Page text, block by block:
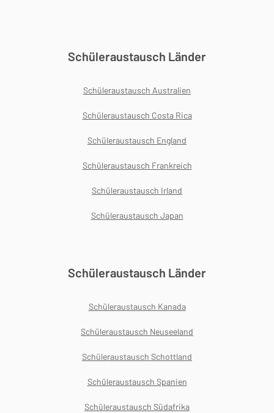
Schüleraustausch Länder
Schüleraustausch Australien
Schüleraustausch Costa Rica
Schüleraustausch England
Schüleraustausch Frankreich
Schüleraustausch Irland
Schüleraustausch Japan
Schüleraustausch Länder
Schüleraustausch Kanada
Schüleraustausch Neuseeland
Schüleraustausch Schottland
Schüleraustausch Spanien
Schüleraustausch Südafrika